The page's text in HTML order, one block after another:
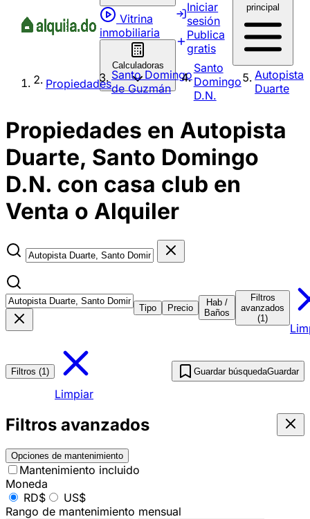
Vitrina
inmobiliaria
Calculadoras
Iniciar
sesión
Publica
gratis
principal
Propiedades
Santo Domingo
de Guzmán
Santo
Domingo
D.N.
Autopista
Duarte
Propiedades en Autopista
Duarte, Santo Domingo
D.N. con casa club en
Venta o Alquiler
Tipo Precio
Hab /
Baños
Filtros
avanzados
(1)
Filtros (1)
Limpiar
Guardar búsquedaGuardar
Filtros avanzados
Opciones de mantenimiento
Mantenimiento incluido
Moneda
RD$
US$
Rango de mantenimiento mensual